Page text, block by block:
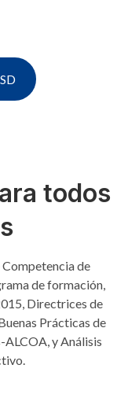
todos
de
de formación,
Directrices de
Prácticas de
y Análisis